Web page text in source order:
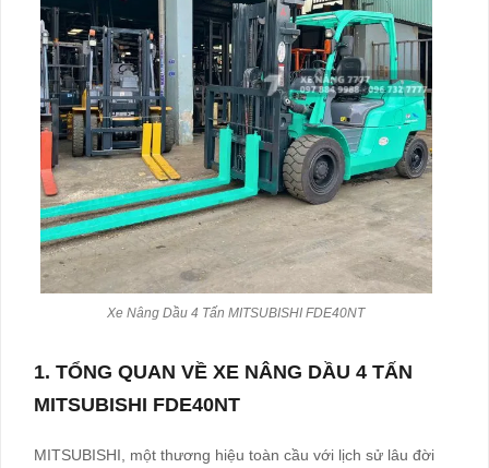
Xe Nâng Dầu 4 Tấn MITSUBISHI FDE40NT
1. TỔNG QUAN VỀ XE NÂNG DẦU 4 TẤN
MITSUBISHI FDE40NT
MITSUBISHI, một thương hiệu toàn cầu với lịch sử lâu đời